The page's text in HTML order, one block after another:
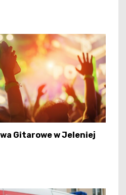
Gitarowe w Jeleniej